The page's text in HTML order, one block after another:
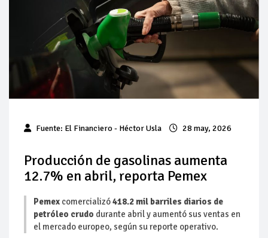
Pierde Pemex 71 millones de pesos al día por
"procesadoras" ilegales
Pacto dispara 83% ventas diésel Pemex
Incertidumbre regulatoria pone a prueba las inversiones de
las Estaciones de Servicio familiares
espera estabilización del mercado
Baja 5% más el precio internacional del crudo por posible
acuerdo de paz
Petróleo continúa su descenso en el mercado internacional
Fuente: El Financiero- Héctor Usla 28 may, 2026
Producción de gasolinas aumenta
12.7% en abril, reporta Pemex
Pemex comercializó418.2 mil barriles diarios de
petróleo crudo durante abril y aumentó sus ventas en
el mercado europeo, según su reporte operativo.